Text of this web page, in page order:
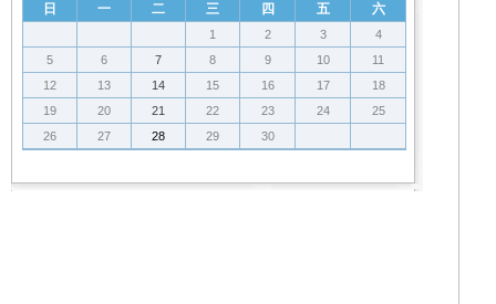
日 一 二 三 四 五 六
1 2 3
4
5
6 7 8 9 10
11
12
13 14 15 16 17
18
19
20 21 22 23 24
25
26
27 28 29 30